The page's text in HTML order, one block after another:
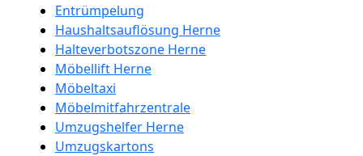
Entrümpelung
Haushaltsauflösung Herne
Halteverbotszone Herne
Möbellift Herne
Möbeltaxi
Möbelmitfahrzentrale
Umzugshelfer Herne
Umzugskartons